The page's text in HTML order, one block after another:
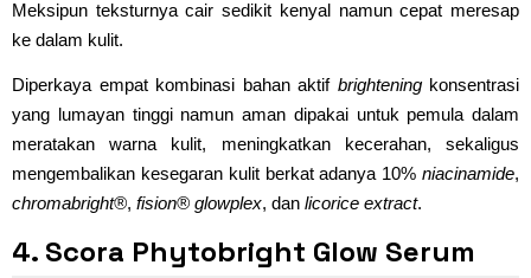
Meksipun teksturnya cair sedikit kenyal namun cepat meresap
ke dalam kulit.
Diperkaya empat kombinasi bahan aktif brighteningkonsentrasi
yang lumayan tinggi namun aman dipakai untuk pemula dalam
meratakan warna kulit, meningkatkan kecerahan, sekaligus
mengembalikan kesegaran kulit berkat adanya 10% niacinamide,
chromabright®, fision® glowplex, dan licorice extract.
4. Scora Phytobright Glow Serum